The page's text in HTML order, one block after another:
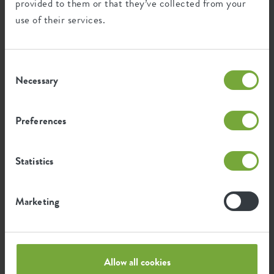
provided to them or that they’ve collected from your
use of their services.
Selection
Necessary
Preferences
Statistics
Marketing
Allow all cookies
années
Protégé contre les UV
Résistant au gel
0,597
kg
Émission moyenne de CO2 pour
la production de ce produit